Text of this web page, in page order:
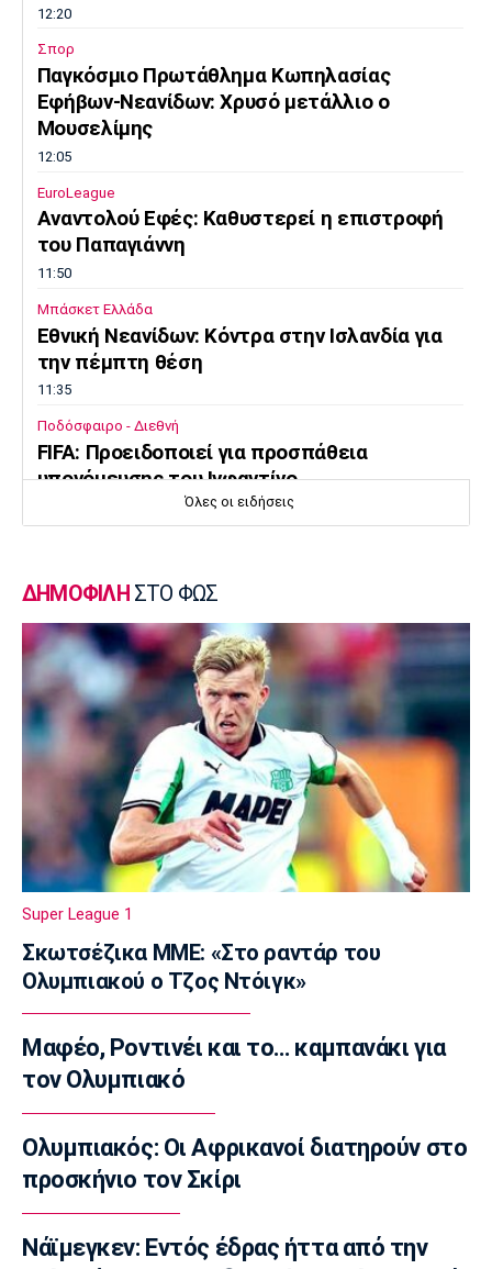
12:20
Σπορ
Παγκόσμιο Πρωτάθλημα Κωπηλασίας
Εφήβων-Νεανίδων: Χρυσό μετάλλιο ο
Μουσελίμης
12:05
EuroLeague
Αναντολού Εφές: Καθυστερεί η επιστροφή
του Παπαγιάννη
11:50
Μπάσκετ Ελλάδα
Εθνική Νεανίδων: Κόντρα στην Ισλανδία για
την πέμπτη θέση
11:35
Ποδόσφαιρο - Διεθνή
FIFA: Προειδοποιεί για προσπάθεια
υπονόμευσης του Ινφαντίνο
11:05
Ποδόσφαιρο - Διεθνή
Liga Portugal: «Γκέλα» για τη Σπόρτινγκ
παρά το γκολ του Ιωαννίδη
10:50
Εθνικές Μπάσκετ
Ευρωμπάσκετ Κ16: Αυλαία στον όμιλο της
Εθνικής με αντίπαλο την Γεωργία
10:35
EuroLeague
Αλλαγή σελίδας στη Βιλερμπάν
10:20
Στοίχημα
ΦΩΣ στο Στοίχημα: Άσος και γκολ στο
Τάμπερε
10:05
NBA
Καβαλίερς: Πιθανή η ανταλλαγή του Σρέντερ
Super League 1
Κηφισιά: Ισόπαλο 2-2 το φιλικό με τον
ΑΠΟΕΛ
09:35
Όλες οι ειδήσεις
ΔΗΜΟΦΙΛΗ ΣΤΟ ΦΩΣ
Super League 1
Σκωτσέζικα ΜΜΕ: «Στο ραντάρ του
Ολυμπιακού ο Τζος Ντόιγκ»
Μαφέο, Ροντινέι και το… καμπανάκι για
τον Ολυμπιακό
Ολυμπιακός: Οι Αφρικανοί διατηρούν στο
προσκήνιο τον Σκίρι
Νάϊμεγκεν: Εντός έδρας ήττα από την